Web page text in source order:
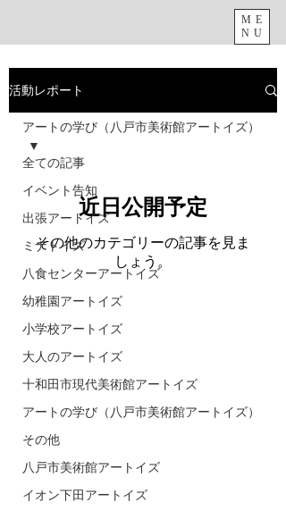
ME
NU
活動レポート
全ての記事
イベント告知
出張アートイズ
ミナトイズ
八食センターアートイズ
幼稚園アートイズ
小学校アートイズ
大人のアートイズ
十和田市現代美術館アートイズ
アートの学び（八戸市美術館アートイズ）
その他
八戸市美術館アートイズ
イオン下田アートイズ
アートの学び（八戸市美術館アートイズ）
近日公開予定
その他のカテゴリーの記事を見ま
しょう。